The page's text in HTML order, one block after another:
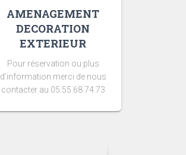
AMENAGEMENT
DECORATION
EXTERIEUR
Pour réservation ou plus
d’information merci de nous
contacter au 05.55.68.74.73